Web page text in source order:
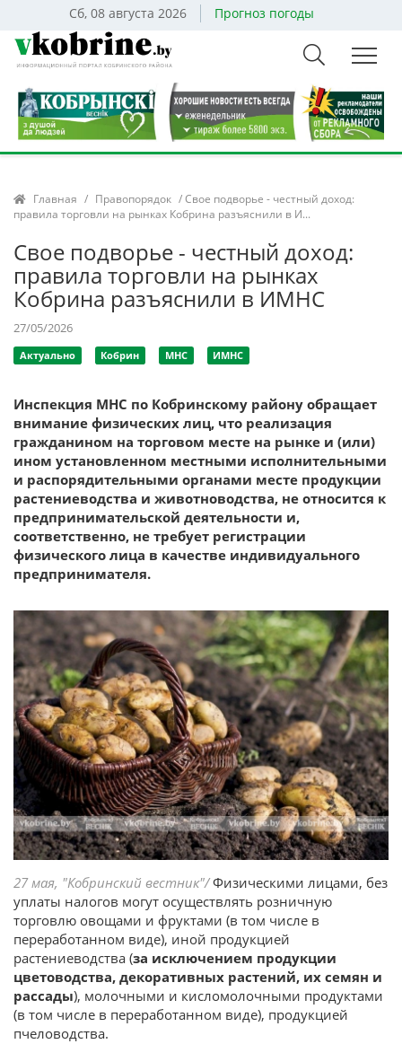
Сб, 08 августа 2026 Прогноз погоды
Главная / Правопорядок / Свое подворье - честный доход:
правила торговли на рынках Кобрина разъяснили в И...
Свое подворье - честный доход:
правила торговли на рынках
Кобрина разъяснили в ИМНС
27/05/2026
Актуально Кобрин МНС ИМНС
Инспекция МНС по Кобринскому району обращает
внимание физических лиц, что реализация
гражданином на торговом месте на рынке и (или)
ином установленном местными исполнительными
и распорядительными органами месте продукции
растениеводства и животноводства, не относится к
предпринимательской деятельности и,
соответственно, не требует регистрации
физического лица в качестве индивидуального
предпринимателя.
27 мая, "Кобринский вестник"/Физическими лицами, без
уплаты налогов могут осуществлять розничную
торговлю овощами и фруктами (в том числе в
переработанном виде), иной продукцией
растениеводства (за исключением продукции
цветоводства, декоративных растений, их семян и
рассады), молочными и кисломолочными продуктами
(в том числе в переработанном виде), продукцией
пчеловодства.